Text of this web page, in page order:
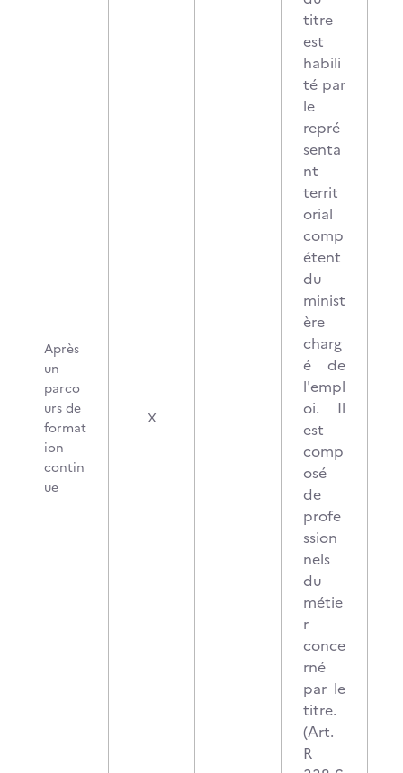
Après
un
parco
urs de
format
ion
contin
ue
X
titre
est
habili
té par
le
repré
senta
nt
territ
orial
comp
étent
du
minist
ère
charg
é de
l'empl
oi. Il
est
comp
osé
de
profe
ssion
nels
du
métie
r
conce
rné
par le
titre.
(Art.
R